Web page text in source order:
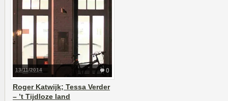
0
13/11/2014
Roger Katwijk; Tessa Verder
– ’t Tijdloze land